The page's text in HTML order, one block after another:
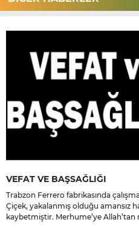
VEFAT VE BAŞSAĞLIĞI
Trabzon Ferrero fabrikasında
Çiçek, yakalanmış olduğu amansız
kaybetmiştir. Merhume’ye